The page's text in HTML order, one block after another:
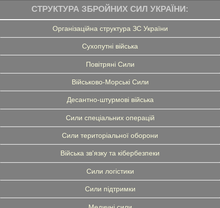
СТРУКТУРА ЗБРОЙНИХ СИЛ УКРАЇНИ:
Організаційна структура ЗС України
Сухопутні війська
Повітряні Сили
Військово-Морські Сили
Десантно-штурмові війська
Сили спеціальних операцій
Сили територіальної оборони
Війська зв'язку та кібербезпеки
Сили логістики
Сили підтримки